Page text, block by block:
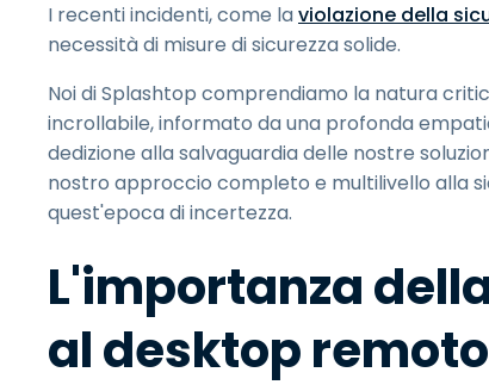
I recenti incidenti, come laviolazione della
necessità di misure di sicurezza solide.
Noi di Splashtop comprendiamo la natura
incrollabile, informato da una profonda
dedizione alla salvaguardia delle nostre
nostro approccio completo e multilivello alla
quest'epoca di incertezza.
L'importanza
al desktop remoto